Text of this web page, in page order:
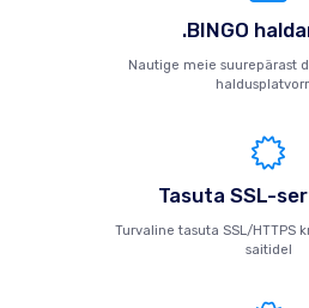
.BINGO
Nautige meie suurepärast
Tasuta SSL-
Turvaline tasuta SSL/HTTPS
saitidel